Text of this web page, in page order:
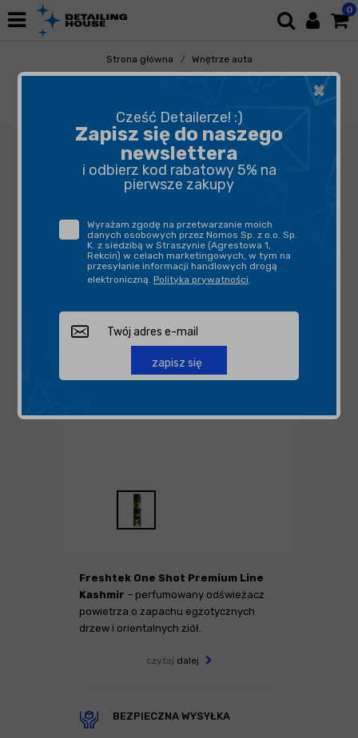
0
Strona główna
Wnętrze auta
Odświeżacze Powietrza
Perfumy i Spraye
Freshtek One Shot Premium Line
Kashmir – perfumowany odświeżacz
powietrza o zapachu egzotycznych
drzew i orientalnych ziół.
czytaj dalej
BEZPIECZNA WYSYŁKA
×
Cześć Detailerze! :)
Zapisz się do naszego
newslettera
i odbierz kod rabatowy 5% na
pierwsze zakupy
Wyrażam zgodę na przetwarzanie moich
danych osobowych przez Nomos Sp. z o.o. Sp.
K. z siedzibą w Straszynie (Agrestowa 1,
Rekcin) w celach marketingowych, w tym na
przesyłanie informacji handlowych drogą
elektroniczną. Polityka prywatności.
zapisz się